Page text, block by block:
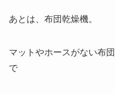
あとは、布団乾燥機。
マットやホースがない布
で